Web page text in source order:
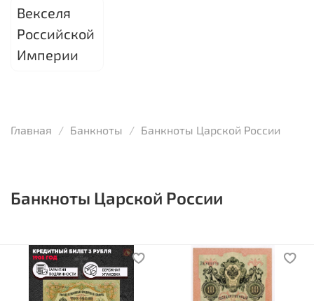
Векселя
Российской
Империи
Главная Банкноты Банкноты Царской России
Банкноты Царской России